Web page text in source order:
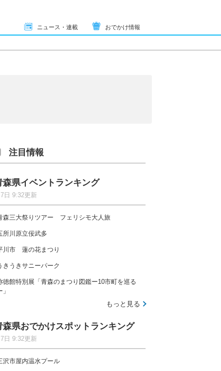
ニュース・連載 おでかけ情報
注目情報
森県イベントランキング
日 9:32更新
森三大祭りツアー フェリシモ大人旅
所川原立佞武多
川市 蓮の花まつり
きうきサニーパーク
徳館特別展「青森のまつり図鑑ー10市町を巡る
」
もっと見る
森県おでかけスポットランキング
日 9:32更新
沢市屋内温水プール